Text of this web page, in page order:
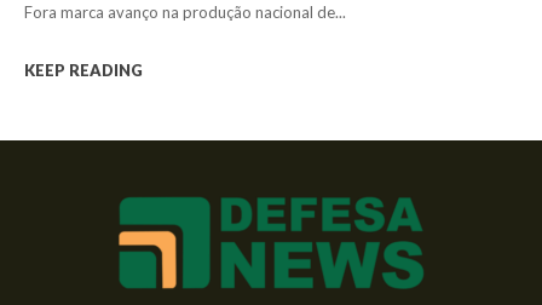
Fora marca avanço na produção nacional de...
KEEP READING